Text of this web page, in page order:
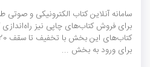
سامانه آنلاین کتاب الکترونیکی و
برای فروش کتاب‌های چاپی نیز
برای ورود به بخش ...